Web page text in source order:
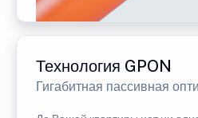
Технология GPON
Гигабитная пассивная